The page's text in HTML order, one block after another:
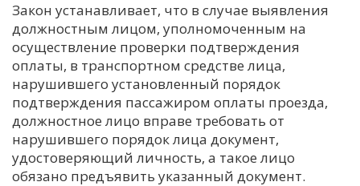
М
Н
Ч
Я
Закон устанавливает, что в случае выявления
должностным лицом, уполномоченным на
осуществление проверки подтверждения
оплаты, в транспортном средстве лица,
нарушившего установленный порядок
подтверждения пассажиром оплаты проезда,
должностное лицо вправе требовать от
нарушившего порядок лица документ,
удостоверяющий личность, а такое лицо
обязано предъявить указанный документ.